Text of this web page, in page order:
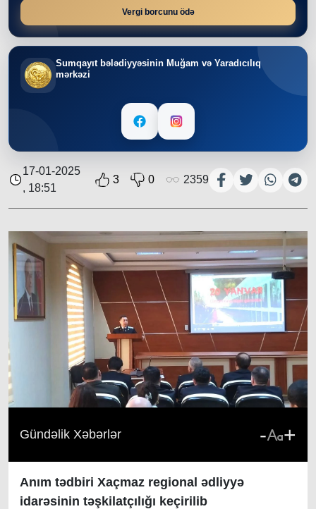
Vergi borcunu ödə
Sumqayıt bələdiyyəsinin Muğam və Yaradıcılıq
mərkəzi
17-01-2025
, 18:51
3 0 2359
Gündəlik Xəbərlər - +
Anım tədbiri Xaçmaz regional ədliyyə
idarəsinin təşkilatçılığı keçirilib